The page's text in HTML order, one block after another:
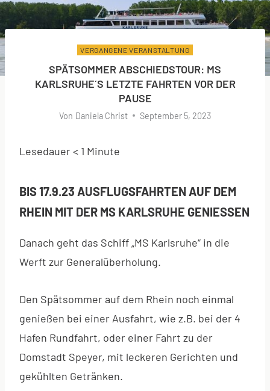
VERGANGENE VERANSTALTUNG
SPÄTSOMMER ABSCHIEDSTOUR: MS
KARLSRUHE´S LETZTE FAHRTEN VOR DER
PAUSE
Von Daniela Christ September 5, 2023
Lesedauer< 1 Minute
BIS 17.9.23 AUSFLUGSFAHRTEN AUF DEM
RHEIN MIT DER MS KARLSRUHE GENIESSEN
Danach geht das Schiff „MS Karlsruhe“ in die
Werft zur Generalüberholung.
Den Spätsommer auf dem Rhein noch einmal
genießen bei einer Ausfahrt, wie z.B. bei der 4
Hafen Rundfahrt, oder einer Fahrt zu der
Domstadt Speyer, mit leckeren Gerichten und
gekühlten Getränken.